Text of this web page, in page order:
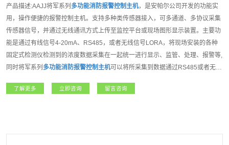
产品描述:AAJJ将军系列 多功能消防报警控制主机，是安帕尔公司开发的功能实
用，操作便捷的报警控制主机。支持多种类传感器接入，可多通道、多协议采集
传感器信号，并通过无线通讯方式上传至监控平台或现场图形显示装置。主要功
能是通过有线信号4-20mA、RS485，或者无线信号LORA，将现场安装的各种
固定式检测仪检测到的浓度数据采集在一起统一进行显示、监管、处理、报警等,
同时将军系列 多功能消防报警控制主机可以将所采集到数据通过RS485或者无线
大大提高了监控的实时性、准确性。将军系列
了解更多 立即咨询 留言咨询